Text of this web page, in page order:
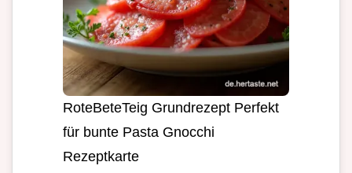
RoteBeteTeig Grundrezept Perfekt
für bunte Pasta Gnocchi
Rezeptkarte